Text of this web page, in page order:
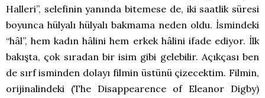
Halleri”, selefinin yanında bitemese de, iki saatlik süresi
boyunca hülyalı hülyalı bakmama neden oldu. İsmindeki
“hâl”, hem kadın hâlini hem erkek hâlini ifade ediyor. İlk
bakışta, çok sıradan bir isim gibi gelebilir. Açıkçası ben
de sırf isminden dolayı filmin üstünü çizecektim. Filmin,
orijinalindeki (The Disappearence of Eleanor Digby)